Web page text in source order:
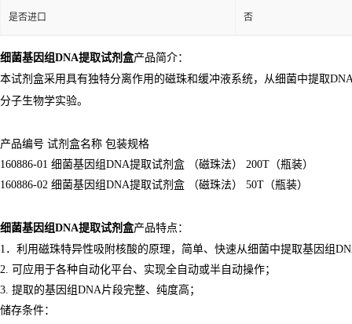
是否进口 否
细菌基因组DNA提取试剂盒产品简介：
本试剂盒采用具有独特分离作用的磁珠和缓冲液系统，从细菌中提取
分子生物学实验。
产品编号 试剂盒名称 包装规格
160886-01 细菌基因组DNA提取试剂盒 （磁珠法） 200T（瓶装）
160886-02 细菌基因组DNA提取试剂盒 （磁珠法） 50T（瓶装）
细菌基因组DNA提取试剂盒产品特点：
1．利用磁珠特异性吸附核酸的原理，简单、快速从细菌中提取基因组
2. 可应用于各种自动化平台、实现全自动或半自动操作；
3. 提取的基因组DNA片段完整、纯度高；
储存条件：